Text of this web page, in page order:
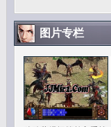
图片专栏